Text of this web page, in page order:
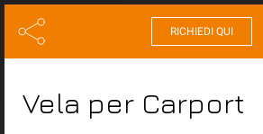
RICHIEDI QUI
Vela per Carport
La vela